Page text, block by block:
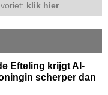
klik hier
Efteling krijgt AI-
scherper dan